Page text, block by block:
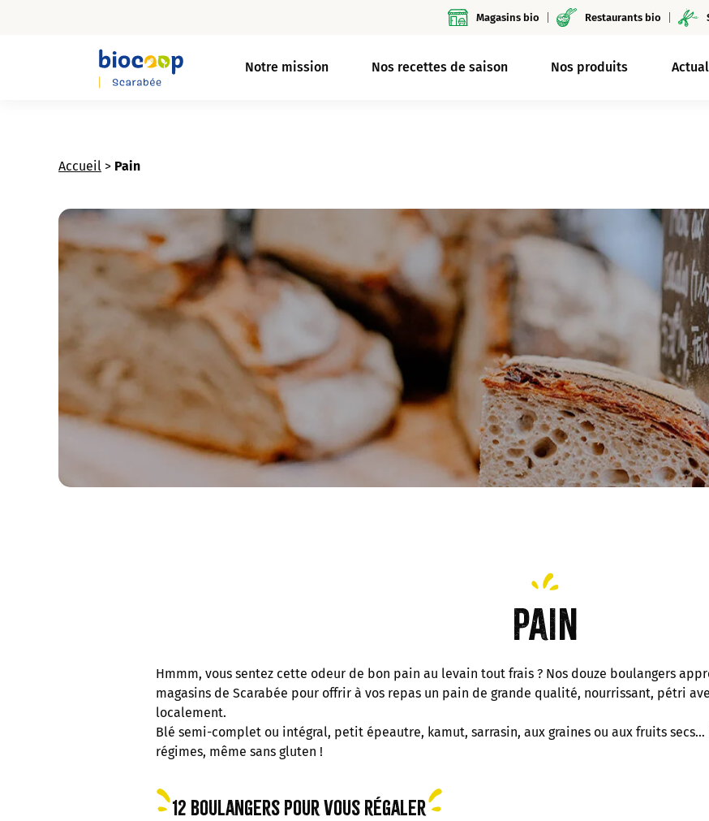
Magasins bio Restaurants bio
Notre mission Nos recettes de saison Nos produits
Accueil > Pain
Pain
Hmmm, vous sentez cette odeur de bon pain au levain tout frais ? Nos douze boulangers
magasins de Scarabée pour offrir à vos repas un pain de grande qualité, nourrissant, pétri
localement.
Blé semi-complet ou intégral, petit épeautre, kamut, sarrasin, aux graines ou aux fruits
régimes, même sans gluten !
12 boulangers pour vous régaler